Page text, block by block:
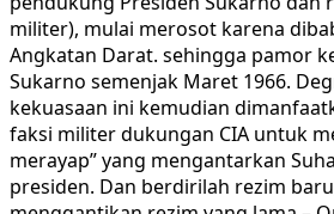
militer), mulai merosot karena
Angkatan Darat. sehingga pamor
Sukarno semenjak Maret 1966.
kekuasaan ini kemudian
faksi militer dukungan CIA untuk
merayap” yang mengantarkan
presiden. Dan berdirilah rezim